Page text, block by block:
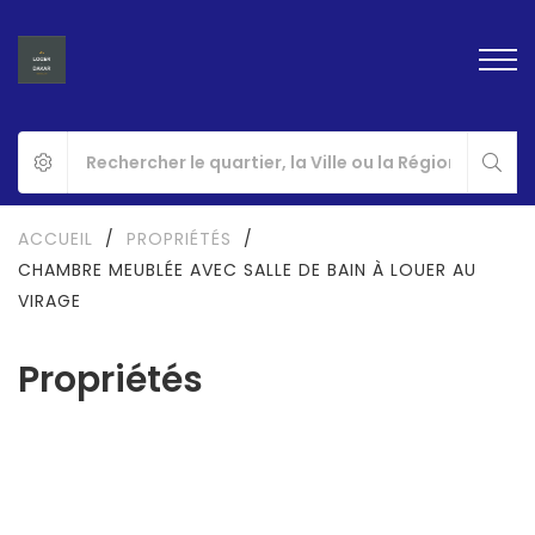
Propriétés
ACCUEIL / PROPRIÉTÉS
/
CHAMBRE MEUBLÉE AVEC SALLE DE BAIN À LOUER AU
VIRAGE